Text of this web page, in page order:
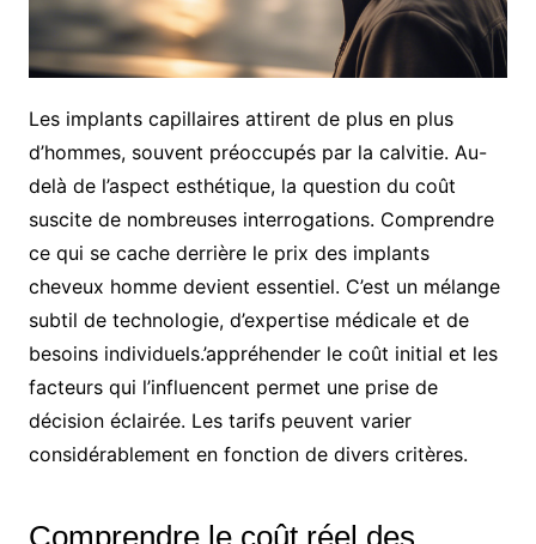
Les implants capillaires attirent de plus en plus
d’hommes, souvent préoccupés par la calvitie. Au-
delà de l’aspect esthétique, la question du coût
suscite de nombreuses interrogations. Comprendre
ce qui se cache derrière le prix des implants
cheveux homme devient essentiel. C’est un mélange
subtil de technologie, d’expertise médicale et de
besoins individuels.’appréhender le coût initial et les
facteurs qui l’influencent permet une prise de
décision éclairée. Les tarifs peuvent varier
considérablement en fonction de divers critères.
Comprendre le coût réel des